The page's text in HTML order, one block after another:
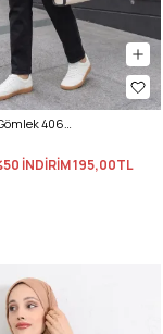
Basic Klasik Gömlek 4062 - BEJ
İNDİRİM195,00TL